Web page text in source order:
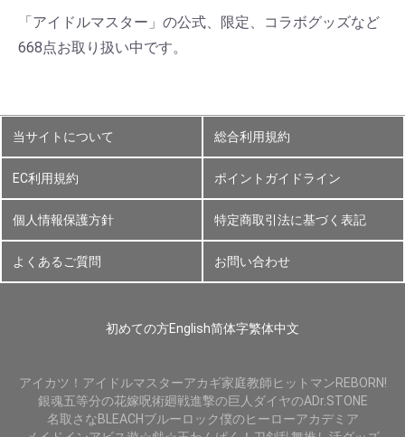
「アイドルマスター」の公式、限定、コラボグッズなど
668点お取り扱い中です。
当サイトについて 総合利用規約
EC利用規約 ポイントガイドライン
個人情報保護方針 特定商取引法に基づく表記
よくあるご質問 お問い合わせ
初めての方English简体字繁体中文
アイカツ！ アイドルマスターアカギ家庭教師ヒットマンREBORN!
銀魂五等分の花嫁呪術廻戦進撃の巨人 ダイヤのADr.STONE
名取さなBLEACHブルーロック僕のヒーローアカデミア